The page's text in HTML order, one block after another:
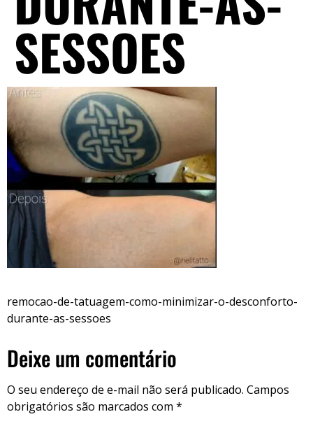
SESSOES
remocao-de-tatuagem-como-minimizar-o-desconforto-
durante-as-sessoes
Deixe um comentário
O seu endereço de e-mail não será publicado. Campos
obrigatórios são marcados com *